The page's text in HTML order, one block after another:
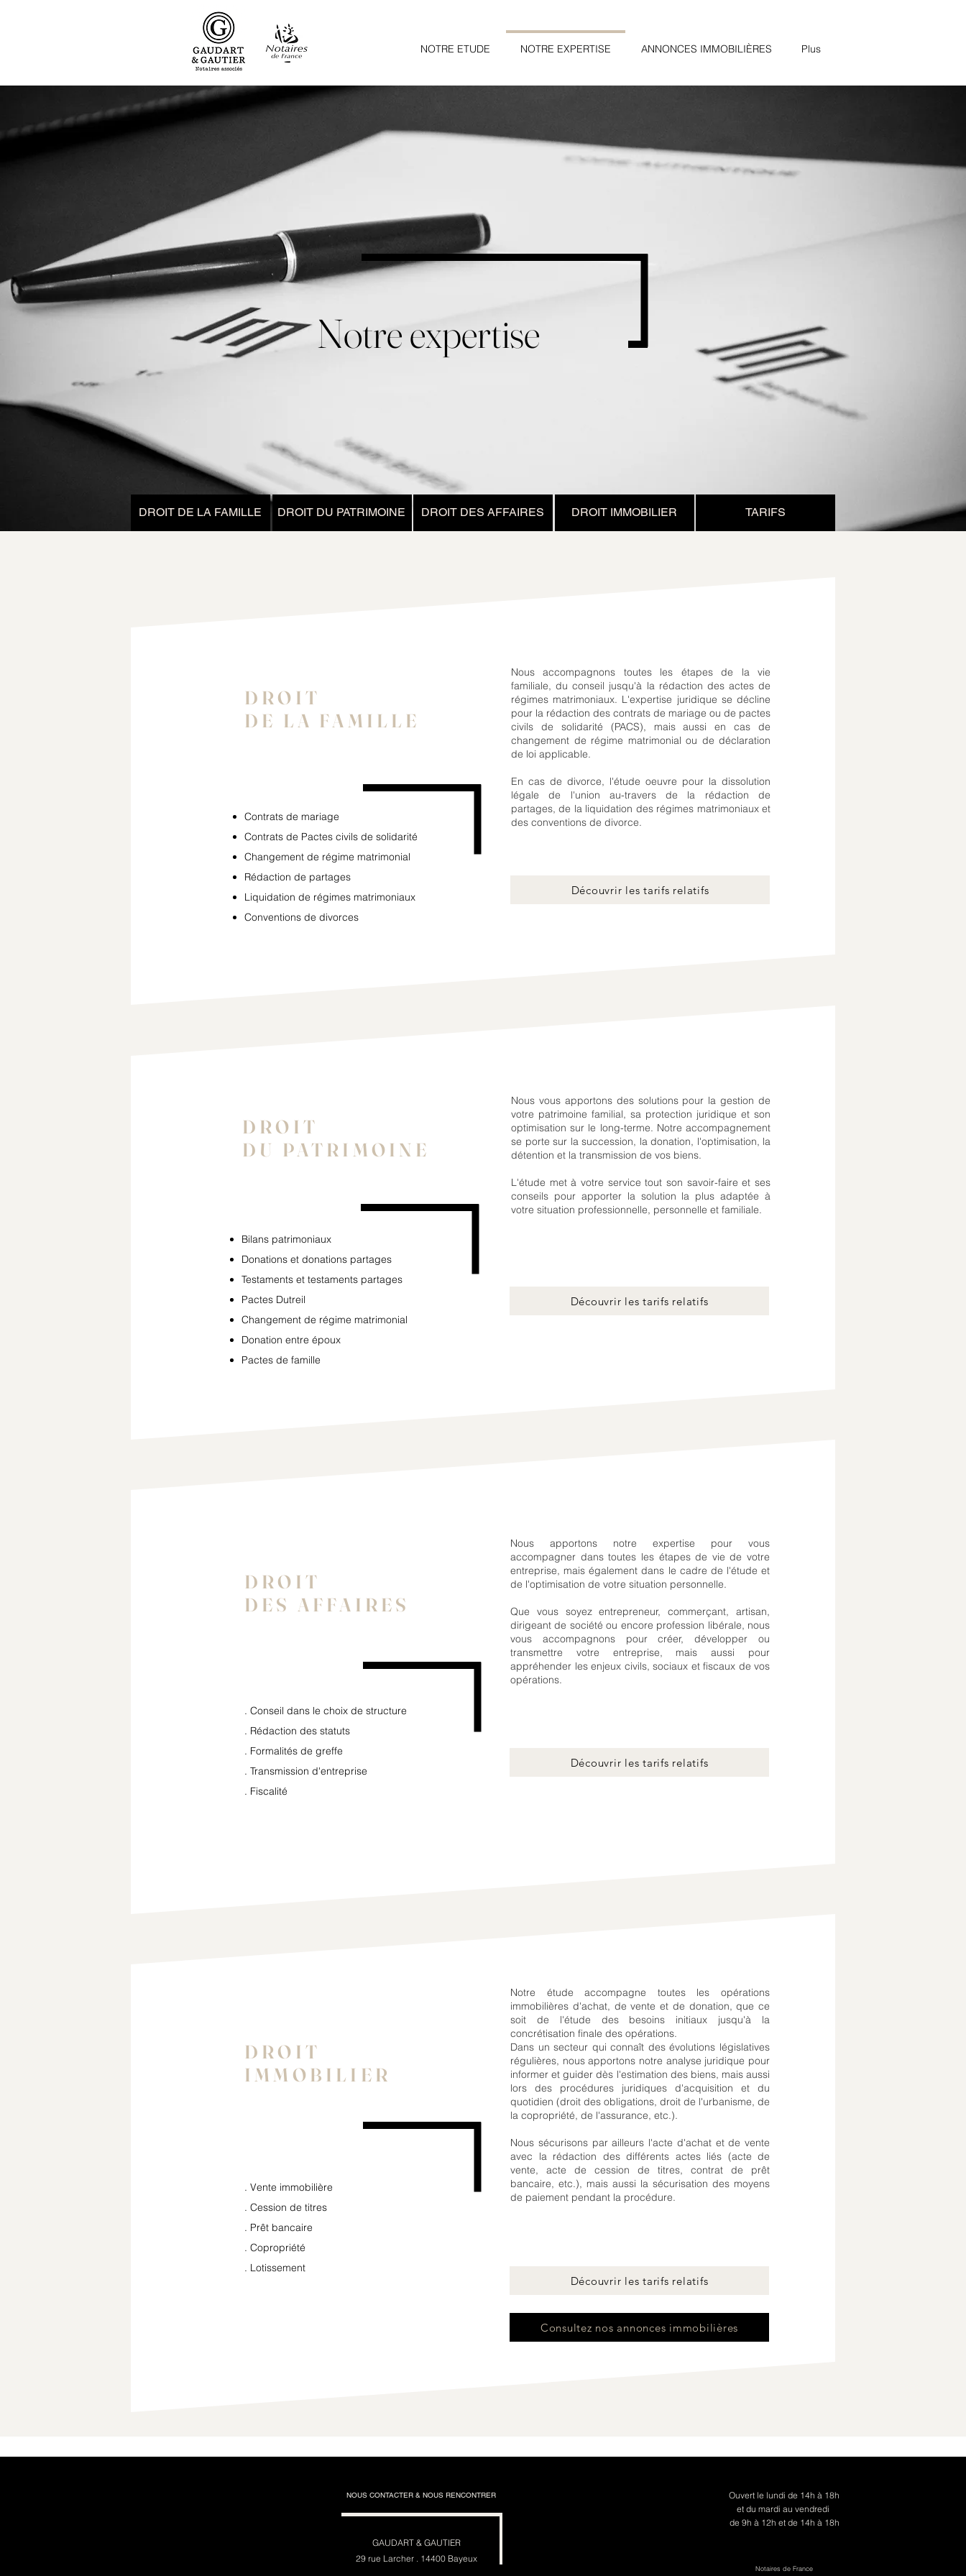
NOTRE ETUDE NOTRE EXPERTISE ANNONCES IMMOBILIÈRES Plus
Notre expertise
DROIT DE LA FAMILLE DROIT DU PATRIMOINE DROIT DES AFFAIRES DROIT IMMOBILIER TARIFS
DROIT
DE LA FAMILLE
Contrats de mariage
Contrats de Pactes civils de solidarité
Changement de régime matrimonial
Rédaction de partages
Liquidation de régimes matrimoniaux
Conventions de divorces
Nous accompagnons toutes les étapes de la vie
familiale, du conseil jusqu'à la rédaction des actes de
régimes matrimoniaux. L'expertise juridique se décline
pour la rédaction des contrats de mariage ou de pactes
civils de solidarité (PACS), mais aussi en cas de
changement de régime matrimonial ou de déclaration
de loi applicable.
En cas de divorce, l'étude oeuvre pour la dissolution
légale de l'union au-travers de la rédaction de
partages, de la liquidation des régimes matrimoniaux et
des conventions de divorce.
Découvrir les tarifs relatifs
DROIT
DU PATRIMOINE
Bilans patrimoniaux
Donations et donations partages
Testaments et testaments partages
Pactes Dutreil
Changement de régime matrimonial
Donation entre époux
Pactes de famille
Nous vous apportons des solutions pour la gestion de
votre patrimoine familial, sa protection juridique et son
optimisation sur le long-terme. Notre accompagnement
se porte sur la succession, la donation, l'optimisation, la
détention et la transmission de vos biens.
L'étude met à votre service tout son savoir-faire et ses
conseils pour apporter la solution la plus adaptée à
votre situation professionnelle, personnelle et familiale.
Découvrir les tarifs relatifs
DROIT
DES AFFAIRES
. Conseil dans le choix de structure
. Rédaction des statuts
. Formalités de greffe
. Transmission d'entreprise
. Fiscalité
Nous apportons notre expertise pour vous
accompagner dans toutes les étapes de vie de votre
entreprise, mais également dans le cadre de l'étude et
de l'optimisation de votre situation personnelle.
Que vous soyez entrepreneur, commerçant, artisan,
dirigeant de société ou encore profession libérale, nous
vous accompagnons pour créer, développer ou
transmettre votre entreprise, mais aussi pour
appréhender les enjeux civils, sociaux et fiscaux de vos
opérations.
Découvrir les tarifs relatifs
DROIT
IMMOBILIER
. Vente immobilière
. Cession de titres
. Prêt bancaire
. Copropriété
. Lotissement
Notre étude accompagne toutes les opérations
immobilières d'achat, de vente et de donation, que ce
soit de l'étude des besoins initiaux jusqu'à la
concrétisation finale des opérations.
Dans un secteur qui connaît des évolutions législatives
régulières, nous apportons notre analyse juridique pour
informer et guider dès l'estimation des biens, mais aussi
lors des procédures juridiques d'acquisition et du
quotidien (droit des obligations, droit de l'urbanisme, de
la copropriété, de l'assurance, etc.).
Nous sécurisons par ailleurs l'acte d'achat et de vente
avec la rédaction des différents actes liés (acte de
vente, acte de cession de titres, contrat de prêt
bancaire, etc.), mais aussi la sécurisation des moyens
de paiement pendant la procédure.
Découvrir les tarifs relatifs
Consultez nos annonces immobilières
NOUS CONTACTER & NOUS RENCONTRER
GAUDART & GAUTIER
29 rue Larcher . 14400 Bayeux
Ouvert le lundi de 14h à 18h
et du mardi au vendredi
de 9h à 12h et de 14h à 18h
Notaires de France